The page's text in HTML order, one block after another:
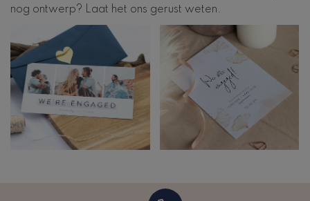
nog ontwerp? Laat het ons gerust weten.